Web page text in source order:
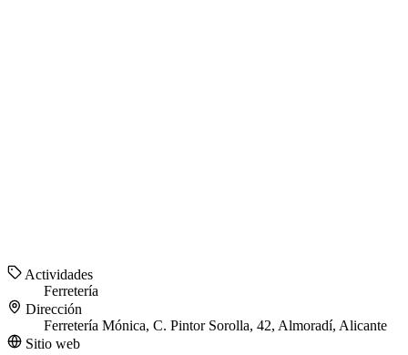
Actividades
Ferretería
Dirección
Ferretería Mónica, C. Pintor Sorolla, 42, Almoradí, Alicante
Sitio web